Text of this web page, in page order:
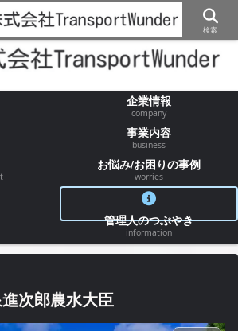
りの事が御座いましたらお気軽にご相談ください
企業情報
company
事業内容
business
お悩み/お困りの事例
worries
管理人のつぶやき
information
進次郎農水大臣
検索